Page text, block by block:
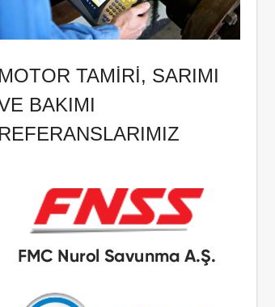
MOTOR TAMIRI, SARIMI
BAKIMI
REFERANSLARIMIZ